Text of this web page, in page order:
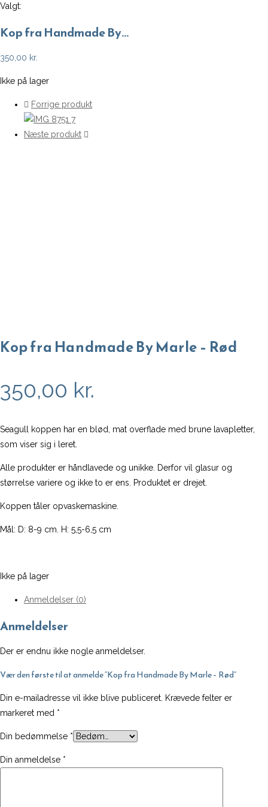
Valgt:
Kop fra Handmade By…
350,00 kr.
Ikke på lager
Forrige produkt
Næste produkt
Kop fra Handmade By Marle – Rød
350,00 kr.
Seagull koppen har en blød, mat overflade med brune lavapletter,
som viser sig i leret.
Alle produkter er håndlavede og unikke. Derfor vil glasur og
størrelse variere og ikke to er ens. Produktet er drejet.
Koppen tåler opvaskemaskine.
Mål: D: 8-9 cm. H: 5,5-6,5 cm
Ikke på lager
Anmeldelser (0)
Anmeldelser
Der er endnu ikke nogle anmeldelser.
Vær den første til at anmelde “Kop fra Handmade By Marle – Rød”
Din e-mailadresse vil ikke blive publiceret. Krævede felter er
markeret med *
Din bedømmelse *
Din anmeldelse *